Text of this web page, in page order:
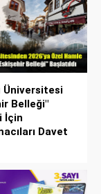
Üniversitesi
Belleği"
İçin
Davet